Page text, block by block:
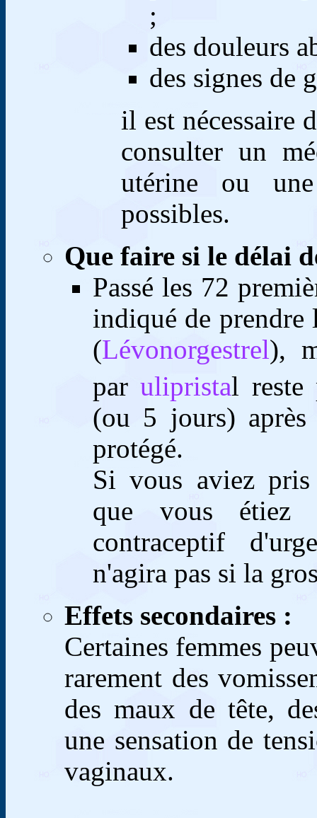
;
des douleurs
des signes de
il est nécessaire
consulter un
utérine ou
possibles.
Que faire si le délai
Passé les 72
indiqué de prendre
(Lévonorgestrel),
parulipristal reste
(ou 5 jours)
protégé.
Si vous aviez pris
que vous étiez
contraceptif
n'agira pas si la
Effets secondaires :
Certaines femmes
rarement des
des maux de tête,
une sensation de
vaginaux.